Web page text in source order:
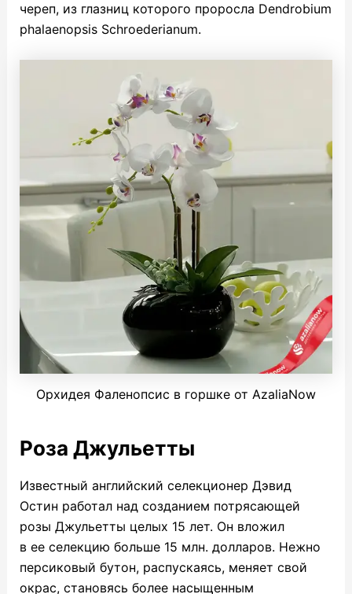
череп, из глазниц которого проросла Dendrobium
phalaenopsis Schroederianum.
Орхидея Фаленопсис в горшке от AzaliaNow
Роза Джульетты
Известный английский селекционер Дэвид
Остин работал над созданием потрясающей
розы Джульетты целых 15 лет. Он вложил
в ее селекцию больше 15 млн. долларов. Нежно
персиковый бутон, распускаясь, меняет свой
окрас, становясь более насыщенным